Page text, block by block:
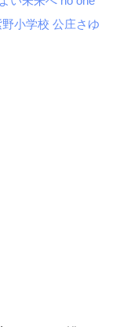
小学校 公庄さゆ